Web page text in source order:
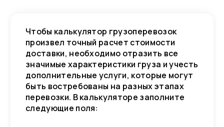
Чтобы калькулятор грузоперевозок
произвел точный расчет стоимости
доставки, необходимо отразить все
значимые характеристики груза и учесть
дополнительные услуги, которые могут
быть востребованы на разных этапах
перевозки. В калькуляторе заполните
следующие поля: